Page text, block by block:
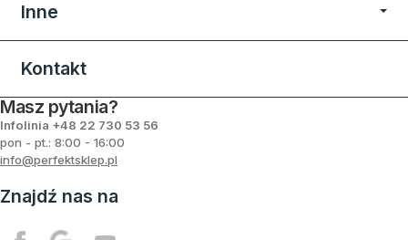
Inne
Kontakt
Masz pytania?
Infolinia +48 22 730 53 56
pon - pt.: 8:00 - 16:00
info@perfektsklep.pl
Znajdź nas na